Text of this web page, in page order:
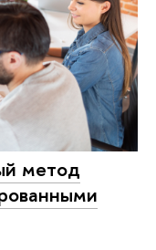
метод